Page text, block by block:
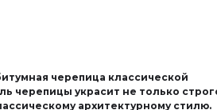
черепица классической
черепицы украсит не только
архитектурному стилю.